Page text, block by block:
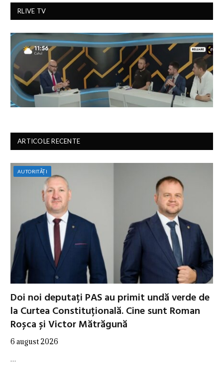
RLIVE TV
ARTICOLE RECENTE
AUTORITĂȚI
Doi noi deputați PAS au primit undă verde de
la Curtea Constituțională. Cine sunt Roman
Roșca și Victor Mătrăgună
6 august 2026
…